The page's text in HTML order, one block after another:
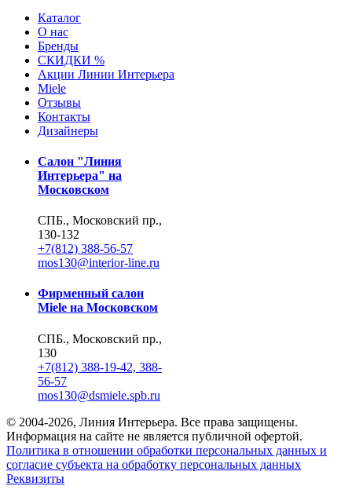
Каталог
О нас
Бренды
СКИДКИ %
Акции Линии Интерьера
Miele
Отзывы
Контакты
Дизайнеры
Салон "Линия
Интерьера" на
Московском
СПБ., Московский пр.,
130-132
+7(812) 388-56-57
mos130@interior-line.ru
Фирменный салон
Miele на Московском
СПБ., Московский пр.,
130
+7(812) 388-19-42, 388-
56-57
mos130@dsmiele.spb.ru
© 2004-2026, Линия Интерьера. Все права защищены.
Информация на сайте не является публичной офертой.
Политика в отношении обработки персональных данных и
согласие субъекта на обработку персональных данных
Реквизиты